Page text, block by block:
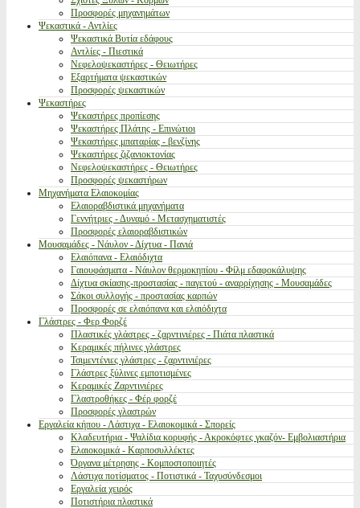
Προσφορές μηχανημάτων
Ψεκαστικά - Αντλίες
Ψεκαστικά Βυτία εδάφους
Αντλίες - Πιεστικά
Νεφελοψεκαστήρες - Θειωτήρες
Εξαρτήματα ψεκαστικών
Προσφορές ψεκαστικών
Ψεκαστήρες
Ψεκαστήρες προπίεσης
Ψεκαστήρες Πλάτης - Επινώτιοι
Ψεκαστήρες μπαταρίας - βενζίνης
Ψεκαστήρες ζιζανιοκτονίας
Νεφελοψεκαστήρες - Θειωτήρες
Προσφορές ψεκαστήρων
Μηχανήματα Ελαιοκομίας
Ελαιοραβδιστικά μηχανήματα
Γεννήτριες - Δυναμό - Μετασχηματιστές
Προσφορές ελαιοραβδιστικών
Μουσαμάδες - Νάυλον - Δίχτυα - Πανιά
Ελαιόπανα - Ελαιόδιχτα
Γαιουφάσματα - Νάυλον θερμοκηπίου - Φίλμ εδαφοκάλυψης
Δίχτυα σκίασης-προστασίας - παγετού - αναρρίχησης - Μουσαμάδες
Σάκοι συλλογής - προστασίας καρπών
Προσφορές σε ελαιόπανα και ελαιόδιχτα
Γλάστρες - Φερ Φορζέ
Πλαστικές γλάστρες - ζαρντινιέρες - Πιάτα πλαστικά
Κεραμικές πήλινες γλάστρες
Τσιμεντένιες γλάστρες - ζαρντινιέρες
Γλάστρες ξύλινες εμποτισμένες
Κεραμικές Ζαρντινιέρες
Γλαστροθήκες - Φέρ φορζέ
Προσφορές γλαστρών
Εργαλεία κήπου - Λάστιχα - Ελαιοκομικά - Σπορείς
Κλαδευτήρια - Ψαλίδια κορυφής - Ακροκόφτες γκαζόν- Εμβολιαστήρια
Ελαιοκομικά - Καρποσυλλέκτες
Όργανα μέτρησης - Κομποστοποιητές
Λάστιχα ποτίσματος - Ποτιστικά - Ταχυσύνδεσμοι
Εργαλεία χειρός
Ποτιστήρια πλαστικά